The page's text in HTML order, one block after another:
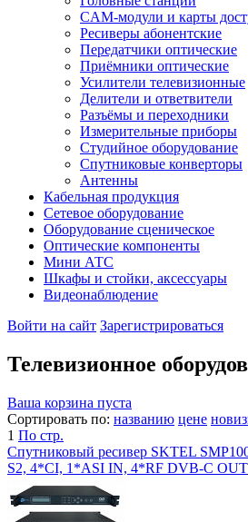
CAM-модули и карты
Ресиверы абонентские
Передатчики оптические
Приёмники оптические
Усилители телевизионные
Делители и ответвители
Разъёмы и переходники
Измерительные приборы
Студийное оборудование
Спутниковые конверторы
Антенны
Кабельная продукция
Сетевое оборудование
Оборудование сценическое
Оптические компоненты
Мини АТС
Шкафы и стойки, аксессуары
Видеонаблюдение
Войти на сайт Зарегистрироваться
Телевизионное
Ваша корзина пуста
Сортировать по: названию цене
1 По стр.
Спутниковый ресивер SKTEL
S2, 4*CI, 1*ASI IN, 4*RF DVB-C OUT